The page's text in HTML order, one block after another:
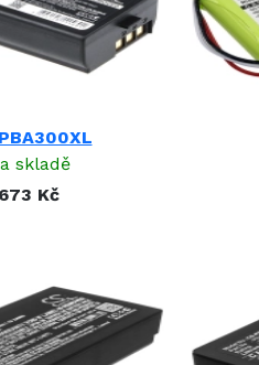
skladě
673 Kč